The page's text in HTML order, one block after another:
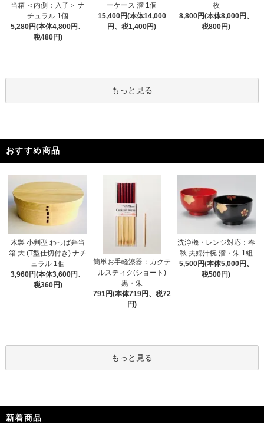
当箱 ＜内側：入子＞ ナ
チュラル 1個
5,280円(本体4,800円、
税480円)
ーケース 溜 1個
15,400円(本体14,000
円、税1,400円)
枚
8,800円(本体8,000円、
税800円)
もっと見る
おすすめ商品
木製 小判型 わっぱ弁当
箱 大 (T型仕切付き) ナチ
ュラル 1個
3,960円(本体3,600円、
税360円)
簡単お手軽漆器：カクテ
ルスティク(ショート)
黒・朱
791円(本体719円、税72
円)
洗浄機・レンジ対応：春
秋 夫婦汁椀 溜・朱 1組
5,500円(本体5,000円、
税500円)
もっと見る
新着商品